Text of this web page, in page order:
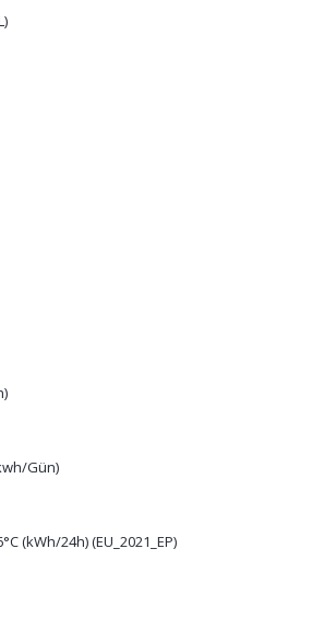
Gün)
(kWh/24h) (EU_2021_EP)